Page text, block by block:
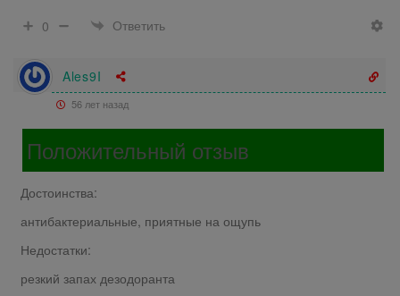
0
Ответить
Ales9I
56 лет назад
Положительный отзыв
Достоинства:
антибактериальные, приятные на ощупь
Недостатки:
резкий запах дезодоранта